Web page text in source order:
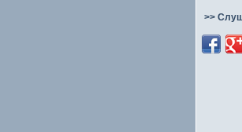
>>